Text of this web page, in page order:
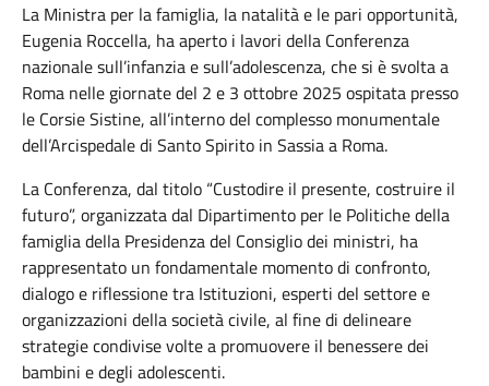
La Ministra per la famiglia, la natalità e le pari opportunità,
Eugenia Roccella, ha aperto i lavori della Conferenza
nazionale sull’infanzia e sull’adolescenza, che si è svolta a
Roma nelle giornate del 2 e 3 ottobre 2025 ospitata presso
le Corsie Sistine, all’interno del complesso monumentale
dell’Arcispedale di Santo Spirito in Sassia a Roma.
La Conferenza, dal titolo “Custodire il presente, costruire il
futuro”, organizzata dal Dipartimento per le Politiche della
famiglia della Presidenza del Consiglio dei ministri, ha
rappresentato un fondamentale momento di confronto,
dialogo e riflessione tra Istituzioni, esperti del settore e
organizzazioni della società civile, al fine di delineare
strategie condivise volte a promuovere il benessere dei
bambini e degli adolescenti.